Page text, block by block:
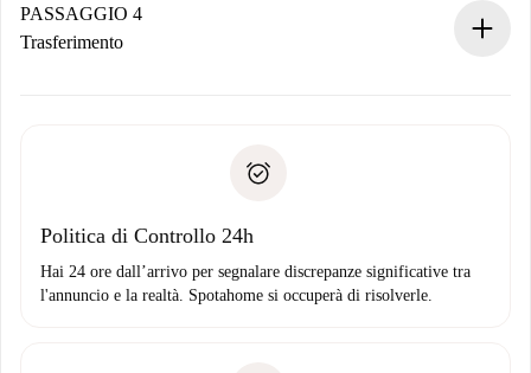
contatto con il proprietario.
Se rifiutata: non ti addebiteremo nulla e ti proporremo
Domiciliazione del pagamento
PASSAGGIO 4
Trasferimento
solo se non segnali problemi.
Politica di Controllo 24h
Hai 24 ore dall’arrivo per segnalare discrepanze significative tra
l'annuncio e la realtà. Spotahome si occuperà di risolverle.